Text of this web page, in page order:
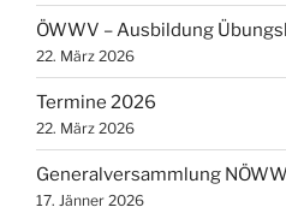
ÖWWV – Ausbildung
22. März 2026
Termine 2026
22. März 2026
Generalversammlung
17. Jänner 2026